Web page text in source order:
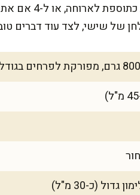
המתכון
של שישי, לצד עוד דברים